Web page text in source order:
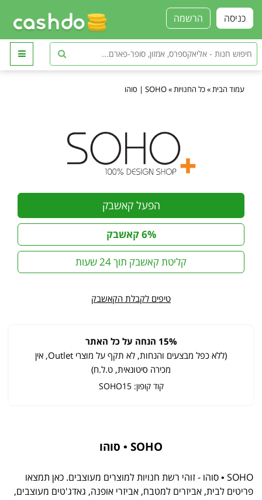
הרשמה כניסה
עמוד הבית »כל החנויות »SOHO | סוהו
הפעל קאשבק
6% קאשבק
קליטת קאשבק תוך 24 שעות
טיפים לקבלת הקאשבק
15% הנחה על כל האתר
(ללא כפל מבצעים והנחות, לא תקף על מוצרי Outlet, אין
מכירה סיטונאית, ט.ל.ח)
קוד קופון: SOHO15
SOHO • סוהו
SOHO • סוהו - זוהי רשת חנויות למוצרים מעוצבים. כאן תמצאו
פריטים לבית, אביזרים למטבח, אביזרי אופנה, גאדג'טים מעוצבים,